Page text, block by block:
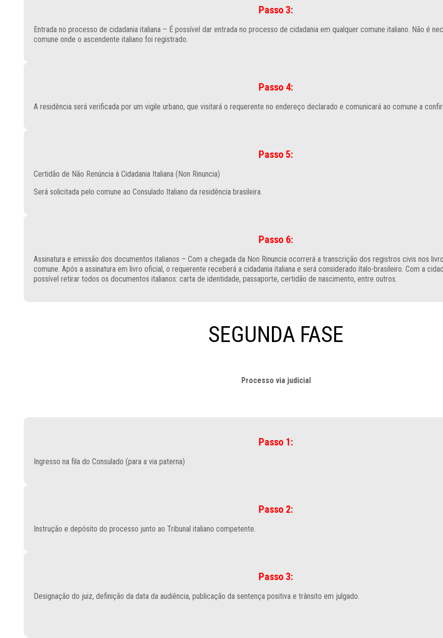
Passo 3:
Entrada no processo de cidadania italiana – É possível dar entrada no processo de cidadania em qualquer comune italiano. Não é
comune onde o ascendente italiano foi registrado.
Passo 4:
A residência será verificada por um vigile urbano, que visitará o requerente no endereço declarado e comunicará ao comune a
Passo 5:
Certidão de Não Renúncia à Cidadania Italiana (Non Rinuncia)
Será solicitada pelo comune ao Consulado Italiano da residência brasileira.
Passo 6:
Assinatura e emissão dos documentos italianos – Com a chegada da Non Rinuncia ocorrerá a transcrição dos registros civis nos
comune. Após a assinatura em livro oficial, o requerente receberá a cidadania italiana e será considerado ítalo-brasileiro. Com a
possível retirar todos os documentos italianos: carta de identidade, passaporte, certidão de nascimento, entre outros.
SEGUNDA FASE
Processo via judicial
Passo 1:
Ingresso na fila do Consulado (para a via paterna)
Passo 2:
Instrução e depósito do processo junto ao Tribunal italiano competente.
Passo 3:
Designação do juiz, definição da data da audiência, publicação da sentença positiva e trânsito em julgado.